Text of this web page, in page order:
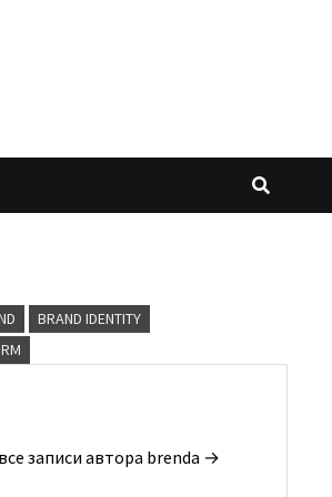
BRAND IDENTITY
записи автора brenda →